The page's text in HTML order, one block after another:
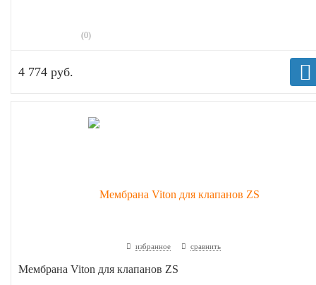
(0)
4 774 руб.
избранное сравнить
Мембрана Viton для клапанов ZS